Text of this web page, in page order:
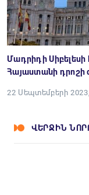
Մադրիդի
Հայաստանի դրոշի
22 Սեպտեմբերի
ՎԵՐՋԻՆ